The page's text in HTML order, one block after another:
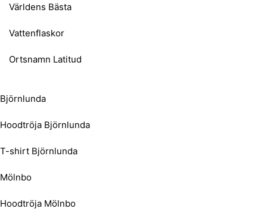
Världens Bästa
Vattenflaskor
Ortsnamn Latitud
Björnlunda
Hoodtröja Björnlunda
T-shirt Björnlunda
Mölnbo
Hoodtröja Mölnbo